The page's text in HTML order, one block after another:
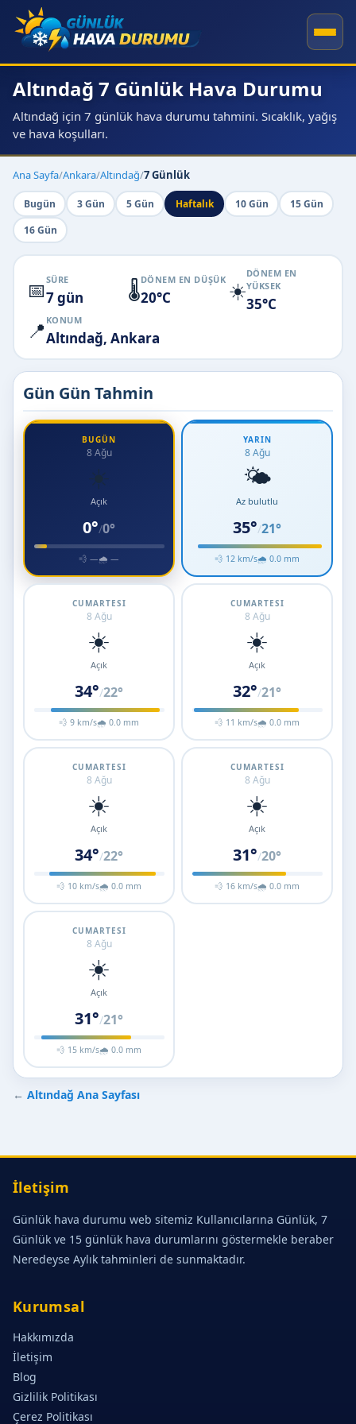
Altındağ 7 Günlük Hava Durumu
Altındağ için 7 günlük hava durumu tahmini. Sıcaklık, yağış
ve hava koşulları.
Ana Sayfa/Ankara/Altındağ/7 Günlük
Bugün 3 Gün 5 Gün Haftalık 10 Gün
15 Gün
16 Gün
📅 SÜRE
7 gün 🌡️DÖNEM EN DÜŞÜK
20°C ☀️
DÖNEM EN
YÜKSEK
35°C
📍 KONUM
Altındağ, Ankara
Gün Gün Tahmin
BUGÜN
8 Ağu
☀️
Açık
0°/0°
💨 —🌧 —
YARIN
8 Ağu
🌤️
Az bulutlu
35°/21°
💨 12 km/s🌧 0.0 mm
CUMARTESI
8 Ağu
☀️
Açık
34°/22°
💨 9 km/s🌧 0.0 mm
CUMARTESI
8 Ağu
☀️
Açık
32°/21°
💨 11 km/s🌧 0.0 mm
CUMARTESI
8 Ağu
☀️
Açık
34°/22°
💨 10 km/s🌧 0.0 mm
CUMARTESI
8 Ağu
☀️
Açık
31°/20°
💨 16 km/s🌧 0.0 mm
CUMARTESI
8 Ağu
☀️
Açık
31°/21°
💨 15 km/s🌧 0.0 mm
← Altındağ Ana Sayfası
İletişim
Günlük hava durumu web sitemiz Kullanıcılarına Günlük, 7
Günlük ve 15 günlük hava durumlarını göstermekle beraber
Neredeyse Aylık tahminleri de sunmaktadır.
Kurumsal
Hakkımızda
İletişim
Blog
Gizlilik Politikası
Çerez Politikası